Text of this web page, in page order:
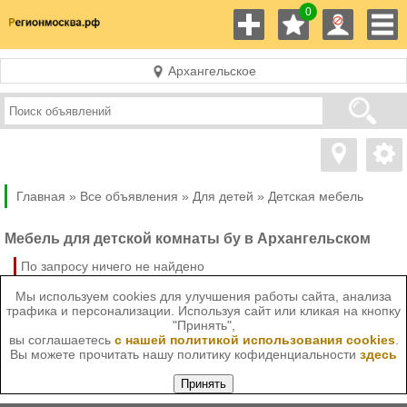
0
Архангельское
Главная » Все объявления » Для детей » Детская мебель
Мебель для детской комнаты бу в Архангельском
По запросу ничего не найдено
Мы используем cookies для улучшения работы сайта, анализа
трафика и персонализации. Используя сайт или кликая на кнопку
"Принять",
вы соглашаетесь с нашей политикой использования cookies.
Вы можете прочитать нашу политику кофиденциальности здесь
Принять